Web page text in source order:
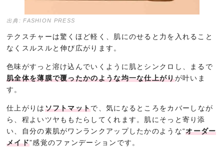
出典: FASHION PRESS
テクスチャーは驚くほど軽く、肌にのせると力を入れること
なくスルスルと伸び広がります。
色味がすっと溶け込んでいくように肌とシンクロし、まるで
肌全体を薄膜で覆ったかのような均一な仕上がりが叶いま
す。
仕上がりはソフトマットで、気になるところをカバーしなが
ら、程よいツヤももたらしてくれます。肌にそっと寄り添
い、自分の素肌がワンランクアップしたかのような“オーダー
メイド”感覚のファンデーションです。